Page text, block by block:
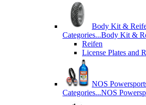
Body Kit &
Categories...Body Kit &
Reifen
License Plates and
NOS
Categories...NOS